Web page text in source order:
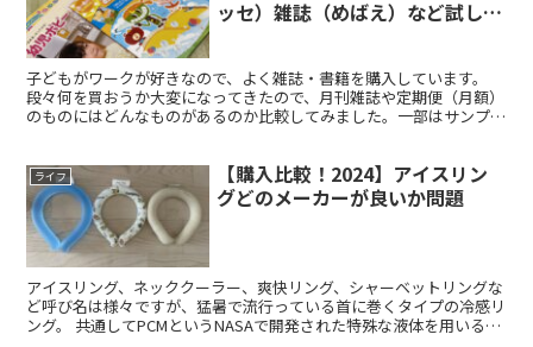
ッセ）雑誌（めばえ）など試して
子どもがワークが好きなので、よく雑誌・書籍を購入しています。
段々何を買おうか大変になってきたので、月刊雑誌や定期便（月額）
のものにはどんなものがあるのか比較してみました。一部はサンプル
ライフ
【購入比較！2024】アイスリン
グどのメーカーが良いか問題
アイスリング、ネッククーラー、爽快リング、シャーベットリングな
ど呼び名は様々ですが、猛暑で流行っている首に巻くタイプの冷感リ
ング。 共通してPCMというNASAで開発された特殊な液体を用いるこ